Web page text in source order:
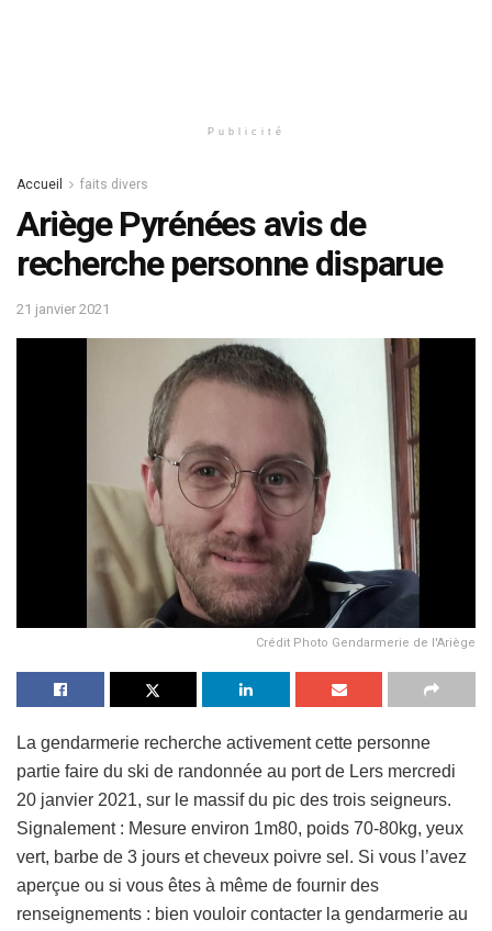
Publicité
Accueil faits divers
Ariège Pyrénées avis de
recherche personne disparue
21 janvier 2021
Crédit Photo Gendarmerie de l'Ariège
La gendarmerie recherche activement cette personne
partie faire du ski de randonnée au port de Lers mercredi
20 janvier 2021, sur le massif du pic des trois seigneurs.
Signalement : Mesure environ 1m80, poids 70-80kg, yeux
vert, barbe de 3 jours et cheveux poivre sel. Si vous l’avez
aperçue ou si vous êtes à même de fournir des
renseignements : bien vouloir contacter la gendarmerie au